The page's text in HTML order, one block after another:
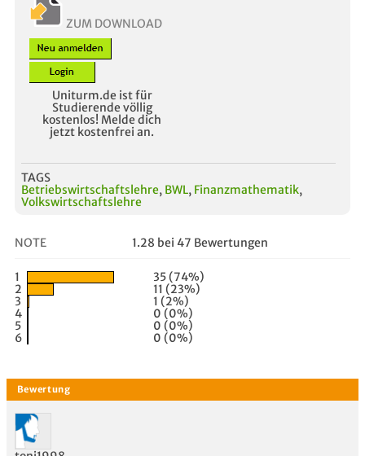
ZUM DOWNLOAD
Uniturm.de ist für
Studierende völlig
kostenlos! Melde dich
jetzt kostenfrei an.
TAGS
Betriebswirtschaftslehre, BWL, Finanzmathematik,
Volkswirtschaftslehre
NOTE 1.28 bei 47 Bewertungen
1
35 (74%)
2
11 (23%)
3
1 (2%)
4
0 (0%)
5
0 (0%)
6
0 (0%)